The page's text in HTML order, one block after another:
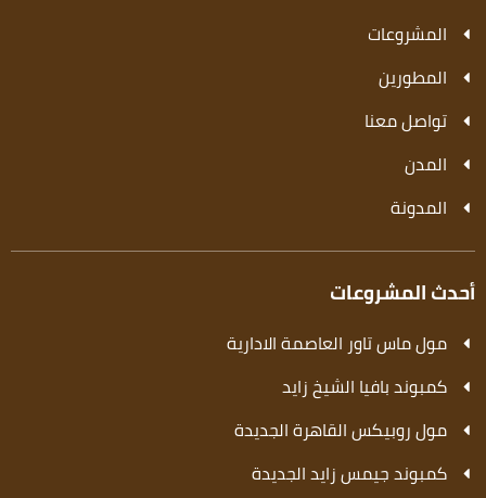
المشروعات
المطورين
تواصل معنا
المدن
المدونة
أحدث المشروعات
مول ماس تاور العاصمة الادارية
كمبوند بافيا الشيخ زايد
مول روبيكس القاهرة الجديدة
كمبوند جيمس زايد الجديدة